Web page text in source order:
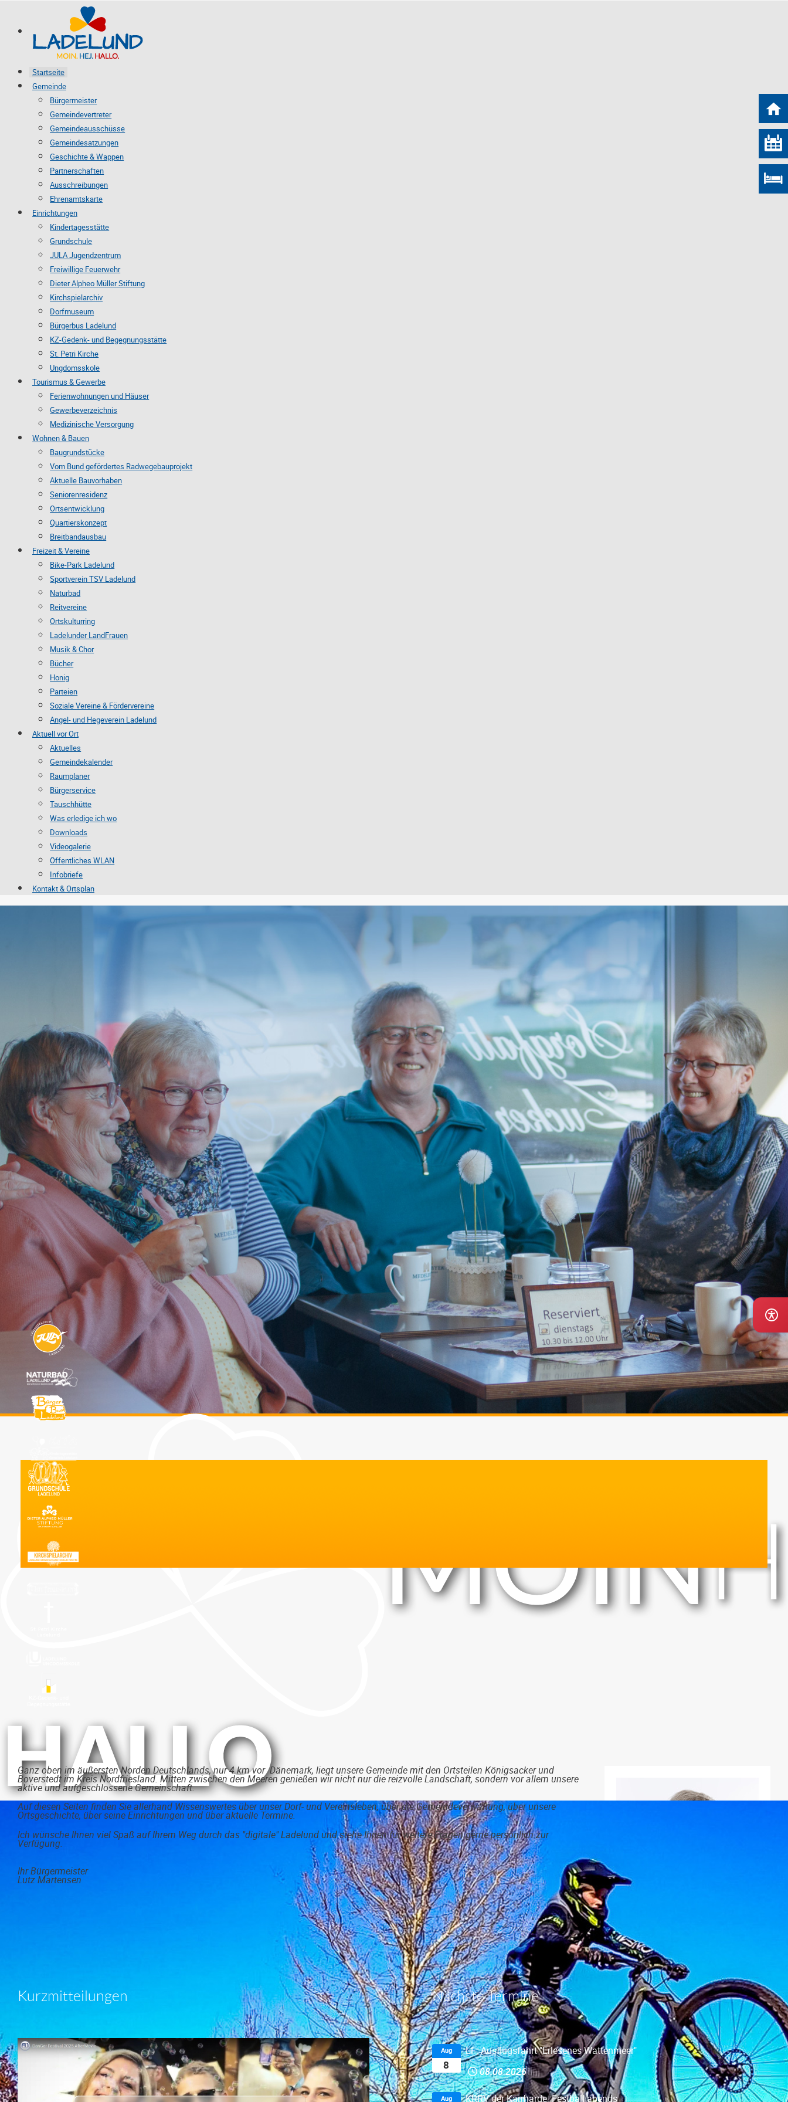
Startseite
Gemeinde
Bürgermeister
Gemeindevertreter
Gemeindeausschüsse
Gemeindesatzungen
Geschichte & Wappen
Partnerschaften
Ausschreibungen
Ehrenamtskarte
Einrichtungen
Kindertagesstätte
Grundschule
JULA Jugendzentrum
Freiwillige Feuerwehr
Dieter Alpheo Müller Stiftung
Kirchspielarchiv
Dorfmuseum
Bürgerbus Ladelund
KZ-Gedenk- und Begegnungsstätte
St. Petri Kirche
Ungdomsskole
Tourismus & Gewerbe
Ferienwohnungen und Häuser
Gewerbeverzeichnis
Medizinische Versorgung
Wohnen & Bauen
Baugrundstücke
Vom Bund gefördertes Radwegebauprojekt
Aktuelle Bauvorhaben
Seniorenresidenz
Ortsentwicklung
Quartierskonzept
Breitbandausbau
Freizeit & Vereine
Bike-Park Ladelund
Sportverein TSV Ladelund
Naturbad
Reitvereine
Ortskulturring
Ladelunder LandFrauen
Musik & Chor
Bücher
Honig
Parteien
Soziale Vereine & Fördervereine
Angel- und Hegeverein Ladelund
Aktuell vor Ort
Aktuelles
Gemeindekalender
Raumplaner
Bürgerservice
Tauschhütte
Was erledige ich wo
Downloads
Videogalerie
Öffentliches WLAN
Infobriefe
Kontakt & Ortsplan
Ganz oben im äußersten Norden Deutschlands, nur 4 km vor Dänemark, liegt unsere Gemeinde mit den Ortsteilen Königsacker und
Boverstedt im Kreis Nordfriesland. Mitten zwischen den Meeren genießen wir nicht nur die reizvolle Landschaft, sondern vor allem unsere
aktive und aufgeschlossene Gemeinschaft.
Auf diesen Seiten finden Sie allerhand Wissenswertes über unser Dorf- und Vereinsleben, über die Gemeindeverwaltung, über unsere
Ortsgeschichte, über seine Einrichtungen und über aktuelle Termine.
Ich wünsche Ihnen viel Spaß auf Ihrem Weg durch das "digitale" Ladelund und stehe Ihnen für weitere Fragen gerne persönlich zur
Verfügung.
Ihr Bürgermeister
Lutz Martensen
Kurzmitteilungen Nächste Termine
8
Aug
LF: Ausflugsfahrt "Erlesenes Wattenmeer"
08.08.2026
Aug KRRV der Karrharde: Festball abends